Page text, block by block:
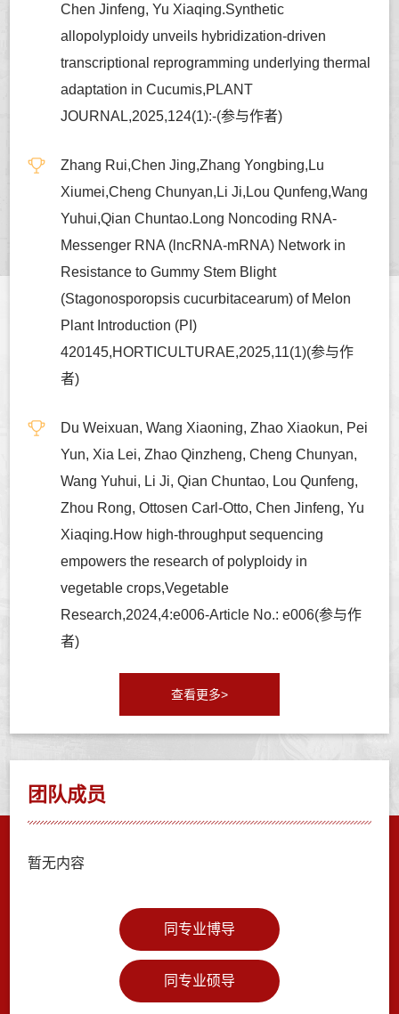
Chen Jinfeng, Yu Xiaqing.Synthetic
allopolyploidy unveils hybridization-driven
transcriptional reprogramming underlying thermal
adaptation in Cucumis,PLANT
JOURNAL,2025,124(1):-(参与作者)
Zhang Rui,Chen Jing,Zhang Yongbing,Lu
Xiumei,Cheng Chunyan,Li Ji,Lou Qunfeng,Wang
Yuhui,Qian Chuntao.Long Noncoding RNA-
Messenger RNA (lncRNA-mRNA) Network in
Resistance to Gummy Stem Blight
(Stagonosporopsis cucurbitacearum) of Melon
Plant Introduction (PI)
420145,HORTICULTURAE,2025,11(1)(参与作
者)
Du Weixuan, Wang Xiaoning, Zhao Xiaokun, Pei
Yun, Xia Lei, Zhao Qinzheng, Cheng Chunyan,
Wang Yuhui, Li Ji, Qian Chuntao, Lou Qunfeng,
Zhou Rong, Ottosen Carl-Otto, Chen Jinfeng, Yu
Xiaqing.How high-throughput sequencing
empowers the research of polyploidy in
vegetable crops,Vegetable
Research,2024,4:e006-Article No.: e006(参与作
者)
查看更多>
团队成员
暂无内容
同专业博导
同专业硕导